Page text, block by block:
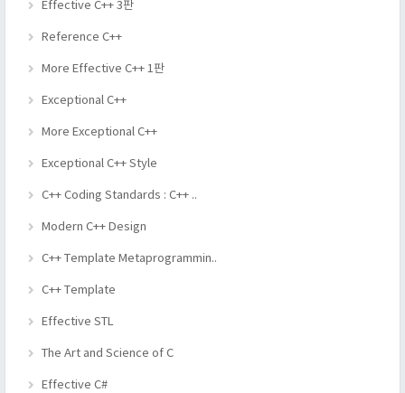
Effective C++ 3판
Reference C++
More Effective C++ 1판
Exceptional C++
More Exceptional C++
Exceptional C++ Style
C++ Coding Standards : C++ ..
Modern C++ Design
C++ Template Metaprogrammin..
C++ Template
Effective STL
The Art and Science of C
Effective C#